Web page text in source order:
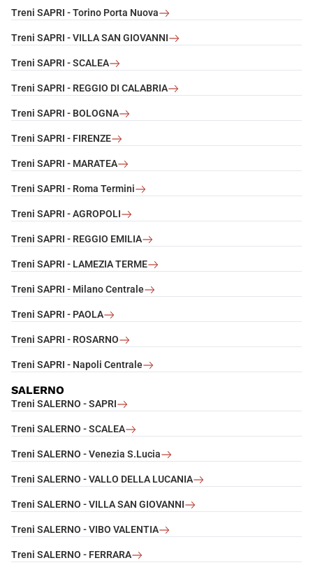
Treni SAPRI - Torino Porta Nuova
Treni SAPRI - VILLA SAN GIOVANNI
Treni SAPRI - SCALEA
Treni SAPRI - REGGIO DI CALABRIA
Treni SAPRI - BOLOGNA
Treni SAPRI - FIRENZE
Treni SAPRI - MARATEA
Treni SAPRI - Roma Termini
Treni SAPRI - AGROPOLI
Treni SAPRI - REGGIO EMILIA
Treni SAPRI - LAMEZIA TERME
Treni SAPRI - Milano Centrale
Treni SAPRI - PAOLA
Treni SAPRI - ROSARNO
Treni SAPRI - Napoli Centrale
SALERNO
Treni SALERNO - SAPRI
Treni SALERNO - SCALEA
Treni SALERNO - Venezia S.Lucia
Treni SALERNO - VALLO DELLA LUCANIA
Treni SALERNO - VILLA SAN GIOVANNI
Treni SALERNO - VIBO VALENTIA
Treni SALERNO - FERRARA